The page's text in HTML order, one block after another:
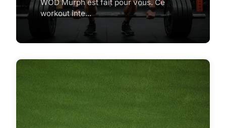
WOD Murph est fait pour vous. Ce
workout inte...